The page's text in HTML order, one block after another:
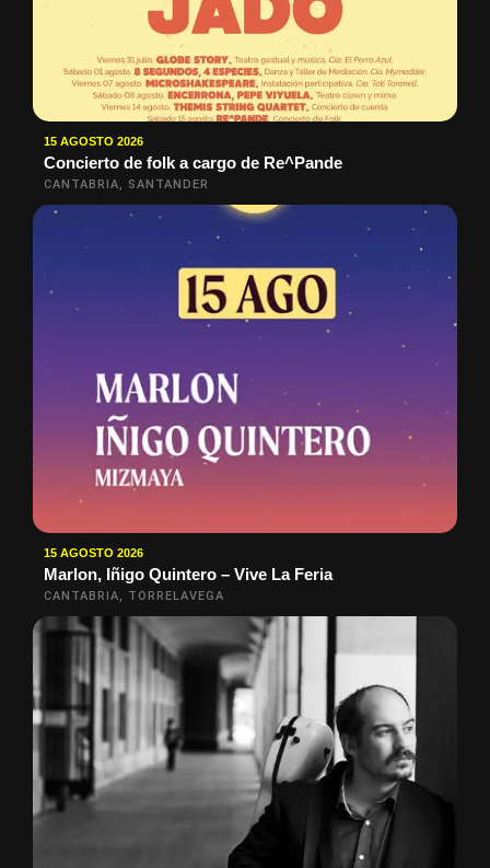
15 AGOSTO 2026
Concierto de folk a cargo de Re^Pande
CANTABRIA, SANTANDER
15 AGOSTO 2026
Marlon, Iñigo Quintero – Vive La Feria
CANTABRIA, TORRELAVEGA